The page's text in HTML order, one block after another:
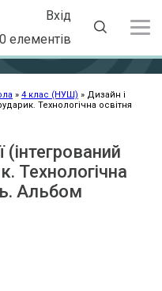
User
account
menu
Вхід
0 елементів
4 клас (НУШ)
Дизайн і
Технологічна освітня
(інтегрований
Технологічна
Альбом